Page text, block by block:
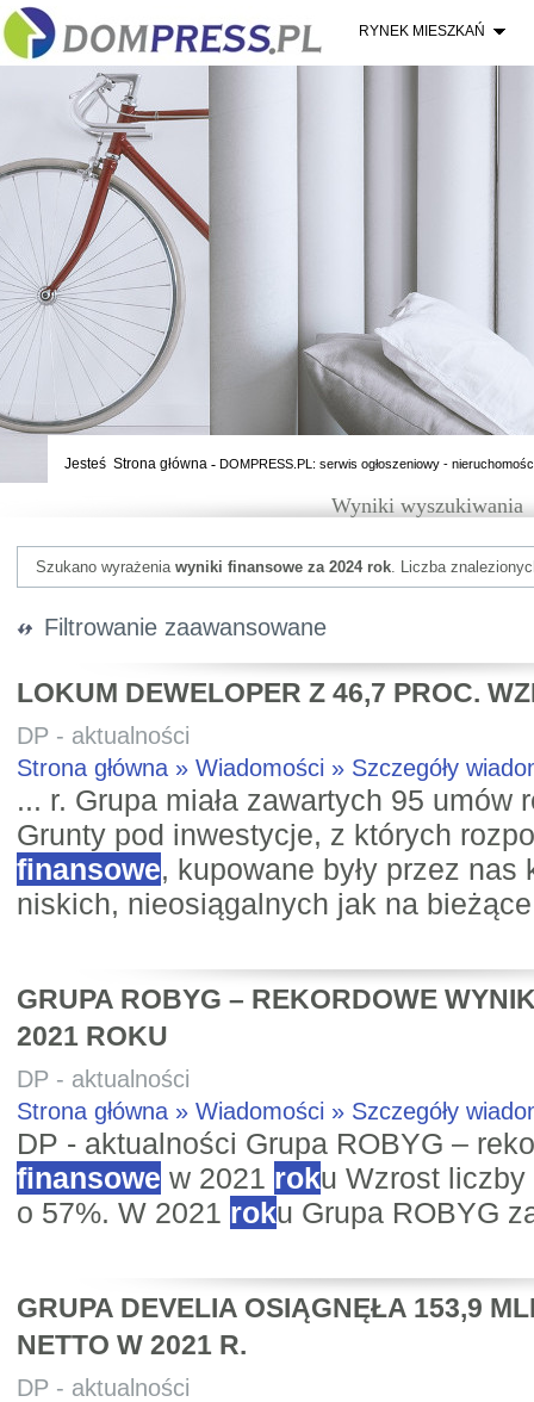
RYNEK MIESZKAŃ
Jesteś Strona główna - DOMPRESS.PL: serwis ogłoszeniowy -
Wyniki wyszukiwania
Szukano wyrażenia wyniki finansowe za 2024 rok. Liczba
Filtrowanie zaawansowane
LOKUM DEWELOPER Z 46,7 PROC.
DP - aktualności
Strona główna » Wiadomości » Szczegóły
... r. Grupa miała zawartych 95
Grunty pod inwestycje, z których
finansowe, kupowane były przez nas
niskich, nieosiągalnych jak na
GRUPA ROBYG – REKORDOWE
2021 ROKU
DP - aktualności
Strona główna » Wiadomości » Szczegóły
DP - aktualności Grupa ROBYG –
finansowe w 2021 roku Wzrost
o 57%. W 2021 roku Grupa ROBYG
GRUPA DEVELIA OSIĄGNĘŁA 153,9
NETTO W 2021 R.
DP - aktualności